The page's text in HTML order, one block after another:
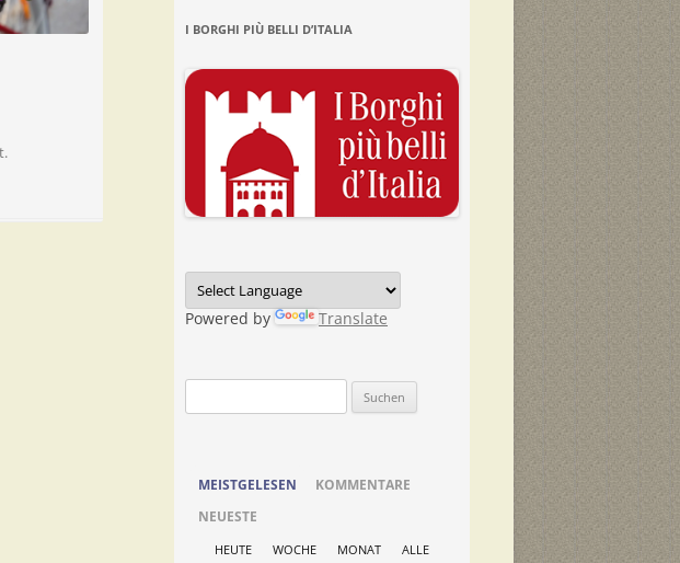
I BORGHI PIÙ BELLI D’ITALIA
Powered by Translate
nach:
MEISTGELESEN
KOMMENTARE
NEUESTE
HEUTE WOCHE MONAT ALLE